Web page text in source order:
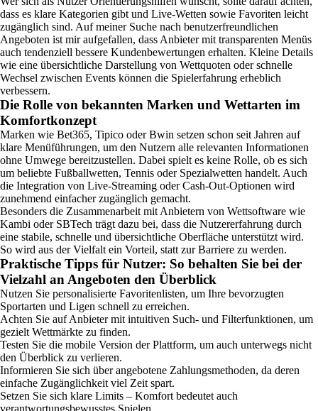
dass es klare Kategorien gibt und Live-Wetten sowie Favoriten leicht
zugänglich sind. Auf meiner Suche nach benutzerfreundlichen
Angeboten ist mir aufgefallen, dass Anbieter mit transparenten Menüs
auch tendenziell bessere Kundenbewertungen erhalten. Kleine Details
wie eine übersichtliche Darstellung von Wettquoten oder schnelle
Wechsel zwischen Events können die Spielerfahrung erheblich
verbessern.
Die Rolle von bekannten Marken und Wettarten im
Komfortkonzept
Marken wie Bet365, Tipico oder Bwin setzen schon seit Jahren auf
klare Menüführungen, um den Nutzern alle relevanten Informationen
ohne Umwege bereitzustellen. Dabei spielt es keine Rolle, ob es sich
um beliebte Fußballwetten, Tennis oder Spezialwetten handelt. Auch
die Integration von Live-Streaming oder Cash-Out-Optionen wird
zunehmend einfacher zugänglich gemacht.
Besonders die Zusammenarbeit mit Anbietern von Wettsoftware wie
Kambi oder SBTech trägt dazu bei, dass die Nutzererfahrung durch
eine stabile, schnelle und übersichtliche Oberfläche unterstützt wird.
So wird aus der Vielfalt ein Vorteil, statt zur Barriere zu werden.
Praktische Tipps für Nutzer: So behalten Sie bei der
Vielzahl an Angeboten den Überblick
Nutzen Sie personalisierte Favoritenlisten, um Ihre bevorzugten
Sportarten und Ligen schnell zu erreichen.
Achten Sie auf Anbieter mit intuitiven Such- und Filterfunktionen, um
gezielt Wettmärkte zu finden.
Testen Sie die mobile Version der Plattform, um auch unterwegs nicht
den Überblick zu verlieren.
Informieren Sie sich über angebotene Zahlungsmethoden, da deren
einfache Zugänglichkeit viel Zeit spart.
Setzen Sie sich klare Limits – Komfort bedeutet auch
verantwortungsbewusstes Spielen.